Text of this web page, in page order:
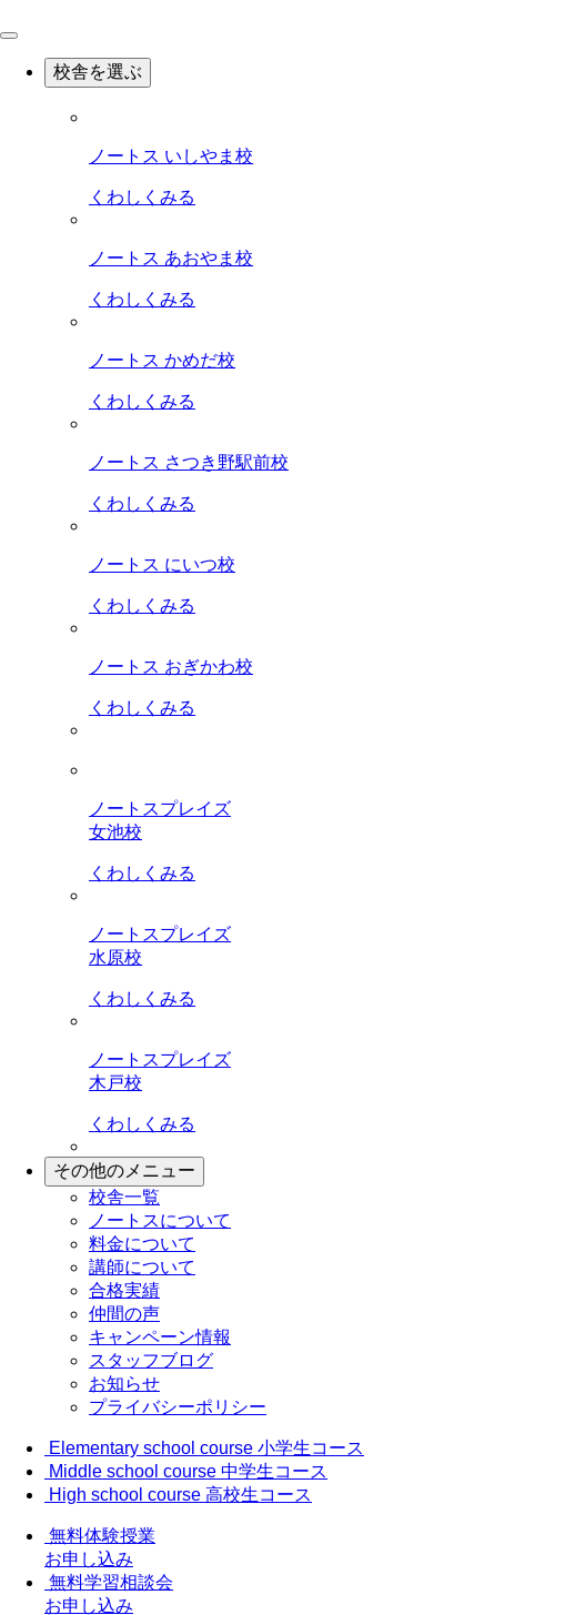
校舎を選ぶ
ノートス いしやま校
くわしくみる
ノートス あおやま校
くわしくみる
ノートス かめだ校
くわしくみる
ノートス さつき野駅前校
くわしくみる
ノートス にいつ校
くわしくみる
ノートス おぎかわ校
くわしくみる
ノートスプレイズ
女池校
くわしくみる
ノートスプレイズ
水原校
くわしくみる
ノートスプレイズ
木戸校
くわしくみる
その他のメニュー
校舎一覧
ノートスについて
料金について
講師について
合格実績
仲間の声
キャンペーン情報
スタッフブログ
お知らせ
プライバシーポリシー
Elementary school course 小学生コース
Middle school course 中学生コース
High school course 高校生コース
無料体験授業
お申し込み
無料学習相談会
お申し込み